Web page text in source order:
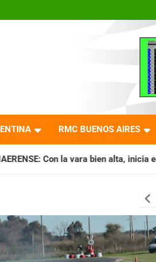
del
RMC BUENOS AIRES
bien alta, inicia el Campeonato Clausura